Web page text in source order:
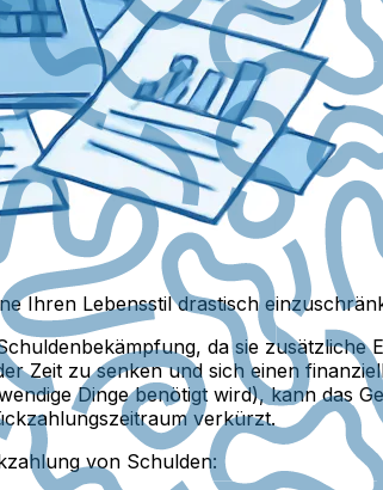
Ihren Lebensstil drastisch
da sie
Zeit zu senken und sich einen
Dinge benötigt wird), kann das
verkürzt.
von Schulden: